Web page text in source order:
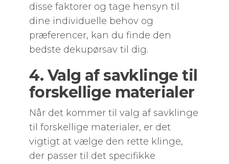
disse faktorer og tage hensyn til
dine individuelle behov og
præferencer, kan du finde den
bedste dekupørsav til dig.
4. Valg af savklinge til
forskellige materialer
Når det kommer til valg af savklinge
til forskellige materialer, er det
vigtigt at vælge den rette klinge,
der passer til det specifikke